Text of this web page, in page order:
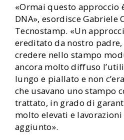
«Ormai questo approccio
DNA», esordisce Gabriele
Tecnostamp. «Un
ereditato da nostro
credere nello stampo
ancora molto diffuso
lungo e piallato e non
che usavano uno stampo
trattato, in grado di
molto elevati e
aggiunto».